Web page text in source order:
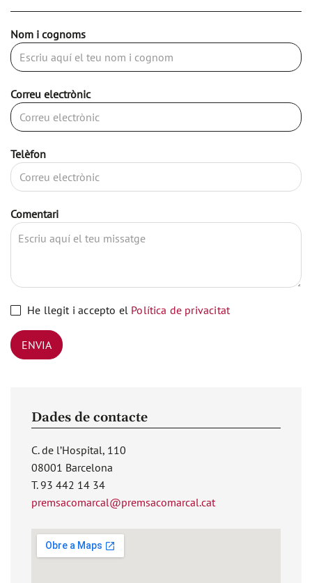
Nom i cognoms
Correu electrònic
Telèfon
Comentari
He llegit i accepto el Política de privacitat
ENVIA
Dades de contacte
C. de l’Hospital, 110
08001 Barcelona
T. 93 442 14 34
premsacomarcal@premsacomarcal.cat